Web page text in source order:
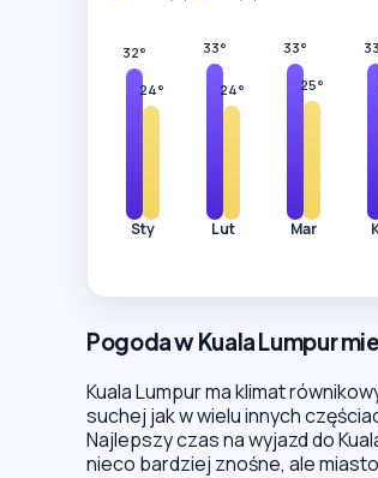
32°
24°
Sty
33°
24°
Lut
33°
25°
Mar
Pogoda w Kuala Lumpur
Kuala Lumpur ma klimat
suchej jak w wielu innych
Najlepszy czas na wyjazd do
nieco bardziej znośne, ale